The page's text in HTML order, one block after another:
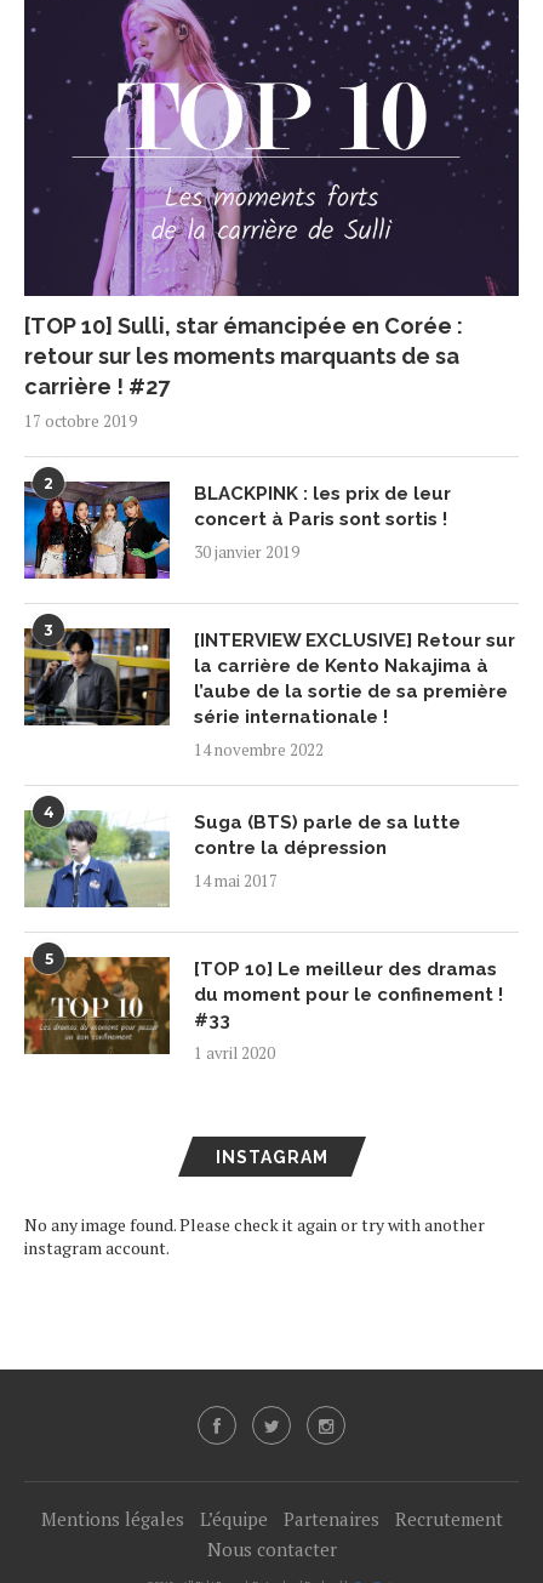
[TOP 10] Sulli, star émancipée en Corée :
retour sur les moments marquants de sa
carrière ! #27
17 octobre 2019
2
BLACKPINK : les prix de leur
concert à Paris sont sortis !
30 janvier 2019
3
[INTERVIEW EXCLUSIVE] Retour sur
la carrière de Kento Nakajima à
l’aube de la sortie de sa première
série internationale !
14 novembre 2022
4
Suga (BTS) parle de sa lutte
contre la dépression
14 mai 2017
5
[TOP 10] Le meilleur des dramas
du moment pour le confinement !
#33
1 avril 2020
INSTAGRAM
No any image found. Please check it again or try with another
instagram account.
Mentions légales L’équipe Partenaires
Recrutement
Nous contacter